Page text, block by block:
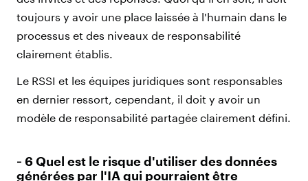
toujours y avoir une place laissée à l'humain dans le
processus et des niveaux de responsabilité
clairement établis.
Le RSSI et les équipes juridiques sont responsables
en dernier ressort, cependant, il doit y avoir un
modèle de responsabilité partagée clairement défini.
‑ 6 Quel est le risque d'utiliser des données
générées par l'IA qui pourraient être